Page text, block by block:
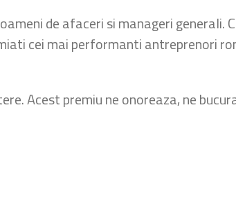
de afaceri si manageri generali.
cei mai performanti antreprenori
Acest premiu ne onoreaza, ne